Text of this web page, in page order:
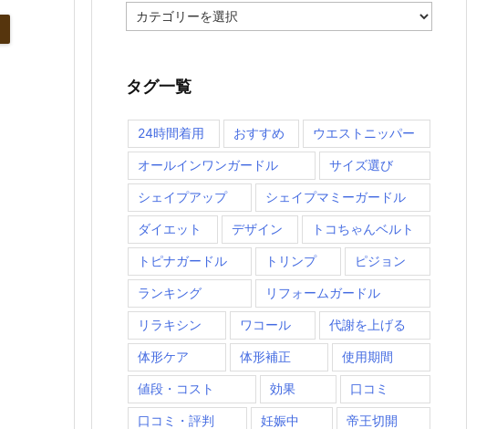
テ
ー
タグ一覧
24時間着用 おすすめ ウエストニッパー
オールインワンガードル サイズ選び
シェイプアップ シェイプマミーガードル
ダイエット デザイン トコちゃんベルト
トピナガードル トリンプ ピジョン
ランキング リフォームガードル
リラキシン ワコール 代謝を上げる
体形ケア 体形補正 使用期間
値段・コスト 効果 口コミ
口コミ・評判 妊娠中 帝王切開